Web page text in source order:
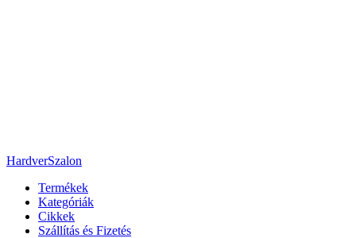
HardverSzalon
Termékek
Kategóriák
Cikkek
Szállítás és Fizetés